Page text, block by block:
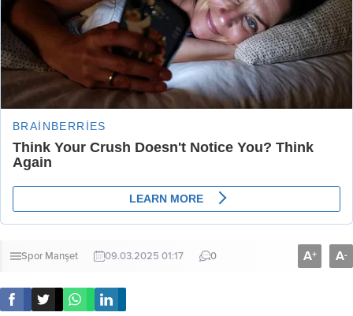
Spor Manşet 09.03.2025 01:17 0 A+ A-